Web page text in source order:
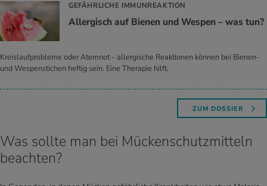
GEFÄHRLICHE IMMUNREAKTION
All­er­gisch auf Bie­nen und Wes­pen – was tun?
Kreislaufprobleme oder Atemnot – allergische Reaktionen können bei Bienen-
und Wespenstichen heftig sein. Eine Therapie hilft.
ZUM DOSSIER
Was sollte man bei Mückenschutzmitteln
beachten?